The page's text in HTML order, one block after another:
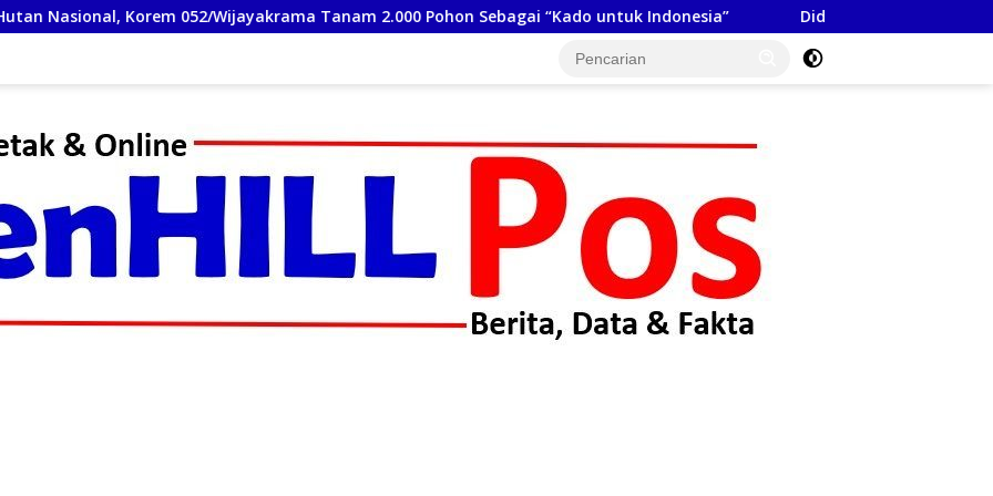
Tanam 2.000 Pohon Sebagai “Kado untuk Indonesia” Diduga Jadi Lokasi Transaksi Sabu, Timsus Anti